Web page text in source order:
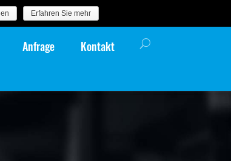
Anfrage Kontakt
sind es immer die
Erfahren Sie mehr